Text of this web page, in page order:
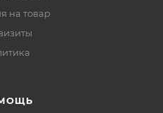
на товар